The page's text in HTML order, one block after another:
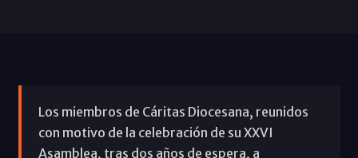
Los miembros de Cáritas Diocesana, reunidos
con motivo de la celebración de su XXVI
Asamblea, tras dos años de espera, a